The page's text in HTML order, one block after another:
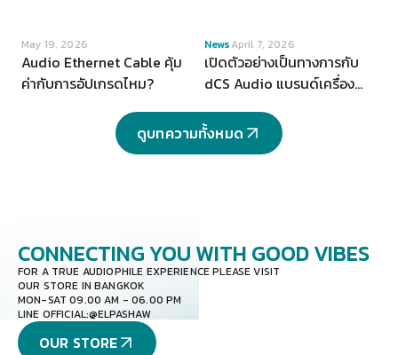
May 19, 2026
Audio Ethernet Cable คุ้ม
ค่ากับการอัปเกรดไหม?
VIEW
NewsApril 7, 2026
เปิดตัวอย่างเป็นทางการกับ
dCS Audio แบรนด์เครื่อง
ราชอาณาจักร
ดูบทความทั้งหมด
CONNECTING YOU WITH GOOD VIBES
FOR A TRUE AUDIOPHILE EXPERIENCE PLEASE VISIT
OUR STORE IN BANGKOK
MON-SAT 09.00 AM - 06.00 PM
LINE OFFICIAL:@ELPASHAW
OUR STORE